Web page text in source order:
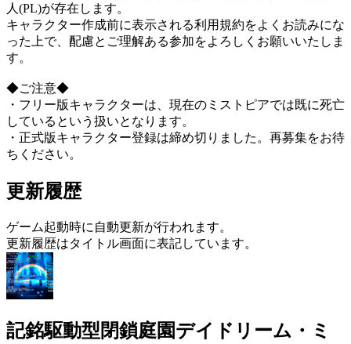
人(PL)が存在します。
キャラクター作成前に表示される利用規約をよくお読みにな
った上で、配慮とご理解ある参加をよろしくお願いいたしま
す。
◆ご注意◆
・フリー版キャラクターは、現在のミストピアでは既に死亡
しているという扱いとなります。
・正式版キャラクター登録は締め切りました。再募集をお待
ちください。
更新履歴
ゲーム起動時に自動更新が行われます。
更新履歴はタイトル画面に表記しています。
記銘駆動型閉鎖庭園デイドリーム・ミ